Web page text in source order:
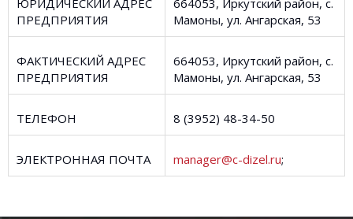
ЮРИДИЧЕСКИЙ АДРЕС
ПРЕДПРИЯТИЯ
664053, Иркутский район, с.
Мамоны, ул. Ангарская, 53
ФАКТИЧЕСКИЙ АДРЕС
ПРЕДПРИЯТИЯ
664053, Иркутский район, с.
Мамоны, ул. Ангарская, 53
ТЕЛЕФОН 8 (3952) 48-34-50
ЭЛЕКТРОННАЯ ПОЧТА manager@c-dizel.ru;